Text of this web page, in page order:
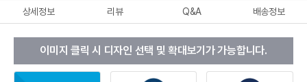
상세정보 리뷰 Q&A 배송정보
이미지 클릭 시 디자인 선택 및 확대보기가 가능합니다.